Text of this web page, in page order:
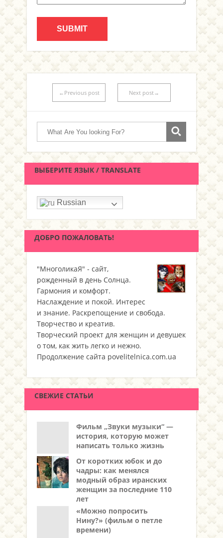
←Previous post Next post→
ВЫБЕРИТЕ ЯЗЫК / TRANSLATE
Russian
ДОБРО ПОЖАЛОВАТЬ!
"МноголикаЯ" - сайт,
рожденный в день Солнца.
Гармония и комфорт.
Наслаждение и покой. Интерес
и знание. Раскрепощение и свобода.
Творчество и креатив.
Творческий проект для женщин и девушек
о том, как жить легко и нежно.
Продолжение сайта povelitelnica.com.ua
СВЕЖИЕ СТАТЬИ
Фильм „Звуки музыки“ —
история, которую может
написать только жизнь
От коротких юбок и до
чадры: как менялся
модный образ иранских
женщин за последние 110
лет
«Можно попросить
Нину?» (фильм о петле
времени)